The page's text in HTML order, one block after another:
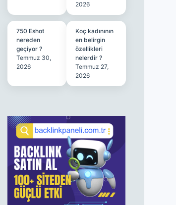
2026
750 Eshot
nereden
geçiyor ?
Temmuz 30,
2026
Koç kadınının
en belirgin
özellikleri
nelerdir ?
Temmuz 27,
2026